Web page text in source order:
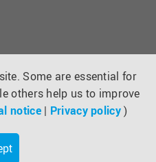
Some are essential for
others help us to improve
notice | Privacy policy)